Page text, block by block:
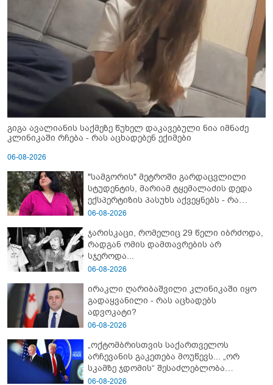
გიგა ავალიანის საქმეზე წუხელ დაკავებული ნია იმნაძე
კლინიკაში რჩება - რას აცხადებენ ექიმები
06-08-2026
"სამგორის" მეტროში გარდაცვლილი
სტუდენტის, მარიამ ტყემალაძის დედა
ექსპერტიზის პასუხს აქვეყნებს - რა
გახდა გოგონას გარდაცვალების მიზეზი?
06-08-2026
ჯარისკაცი, რომელიც 29 წელი იბრძოდა,
რადგან ომის დამთავრების არ
სჯეროდა...
06-08-2026
ირაკლი ღარიბაშვილი კლინიკაში იყო
გადაყვანილი - რას აცხადებს
ადვოკატი?
06-08-2026
„ოქტომბრისთვის საქართველოს
არჩევანის გაკეთება მოუწევს... „ორ
სკამზე ჯდომის“ შესაძლებლობა
შეიძლება დასრულდეს“ - მირიან
06-08-2026